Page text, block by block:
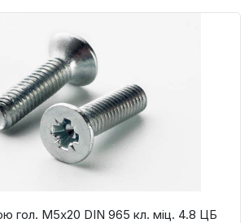
гол. М5х20 DIN 965 кл. міц. 4.8 ЦБ